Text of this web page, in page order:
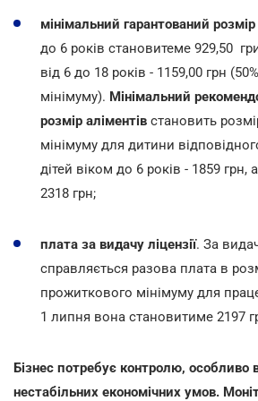
мінімальний гарантований розмір
до 6 років становитеме 929,50
від 6 до 18 років - 1159,00 грн
мінімуму). Мінімальний
розмір аліментів становить
мінімуму для дитини
дітей віком до 6 років - 1859 грн,
2318 грн;
плата за видачу ліцензії. За
справляється разова плата в
прожиткового мінімуму для
1 липня вона становитиме 2197
Бізнес потребує контролю, особливо
нестабільних економічних умов.